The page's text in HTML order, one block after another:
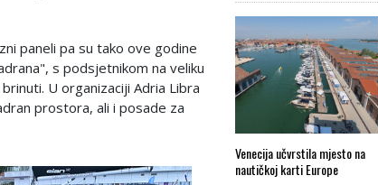
paneli pa su tako ove godine
s podsjetnikom na veliku
U organizaciji Adria Libra
prostora, ali i posade za
Venecija učvrstila mjesto na
nautičkoj karti Europe